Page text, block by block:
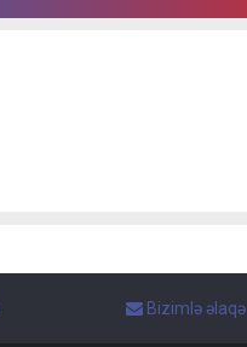
Bizimlə əlaqə